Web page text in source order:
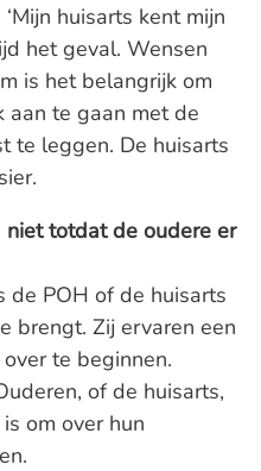
huisarts kent mijn
het geval. Wensen
is het belangrijk om
aan te gaan met de
te leggen. De huisarts
totdat de oudere er
de POH of de huisarts
brengt. Zij ervaren een
te beginnen.
of de huisarts,
om over hun